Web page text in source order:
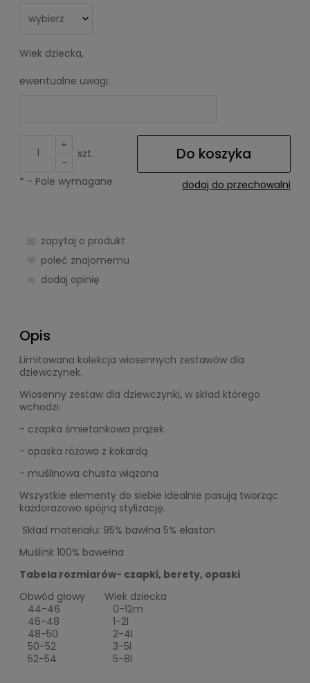
Wiek dziecka,
ewentualne uwagi:
+
-
szt. Do koszyka
dodaj do przechowalni
* - Pole wymagane
zapytaj o produkt
poleć znajomemu
dodaj opinię
Opis
Limitowana kolekcja wiosennych zestawów dla
dziewczynek.
Wiosenny zestaw dla dziewczynki, w skład którego
wchodzi:
- czapka śmietankowa prążek
- opaska różowa z kokardą
- muślinowa chusta wiązana
Wszystkie elementy do siebie idealnie pasują tworząc
każdorazowo spójną stylizację.
Skład materiału: 95% bawłna 5% elastan
Muślink 100% bawełna
Tabela rozmiarów- czapki, berety, opaski
Obwód głowy
Wiek dziecka
44-46
0-12m
46-48
1-2l
48-50
2-4l
50-52
3-5l
52-54
5-8l